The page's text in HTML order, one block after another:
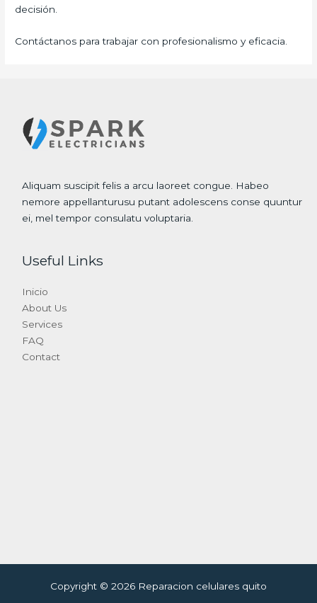
decisión.
Contáctanos para trabajar con profesionalismo y eficacia.
Aliquam suscipit felis a arcu laoreet congue. Habeo
nemore appellanturusu putant adolescens conse quuntur
ei, mel tempor consulatu voluptaria.
Useful Links
Inicio
About Us
Services
FAQ
Contact
Copyright © 2026 Reparacion celulares quito